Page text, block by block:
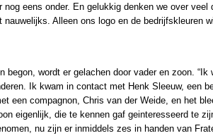
eens onder. En gelukkig denken we over
Alleen ons logo en de bedrijfskleuren
wordt er gelachen door vader en zoon.
Ik kwam in contact met Henk Sleeuw, een
een compagnon, Chris van der Weide, en het
eigenlijk, die te kennen gaf geinteresseerd te
nu zijn er inmiddels zes in handen van